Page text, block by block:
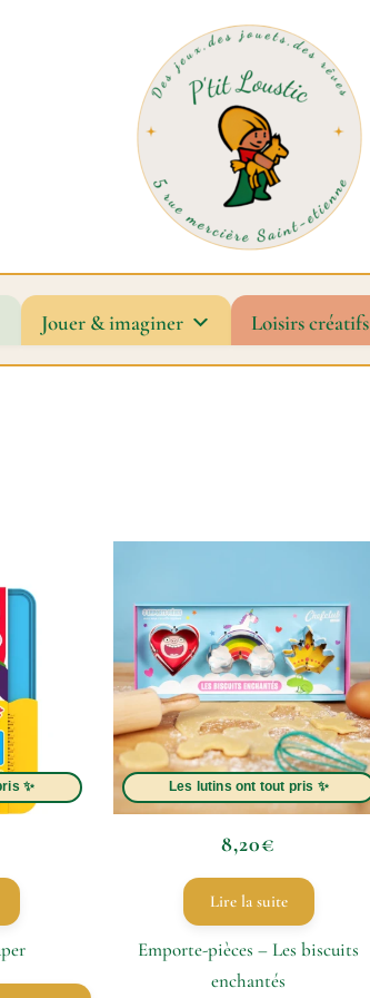
Jouer & imaginer Loisirs créatifs
8,20€
Lire la suite
Emporte-pièces – Les biscuits
enchantés